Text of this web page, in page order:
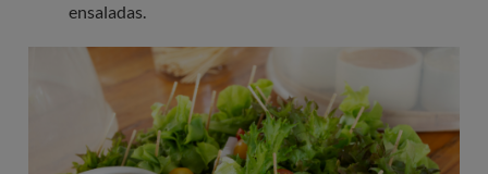
ensaladas.